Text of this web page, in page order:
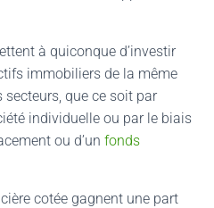
à quiconque d’investir
immobiliers de la même
secteurs, que ce soit par
individuelle ou par le biais
ou d’un fonds
cotée gagnent une part